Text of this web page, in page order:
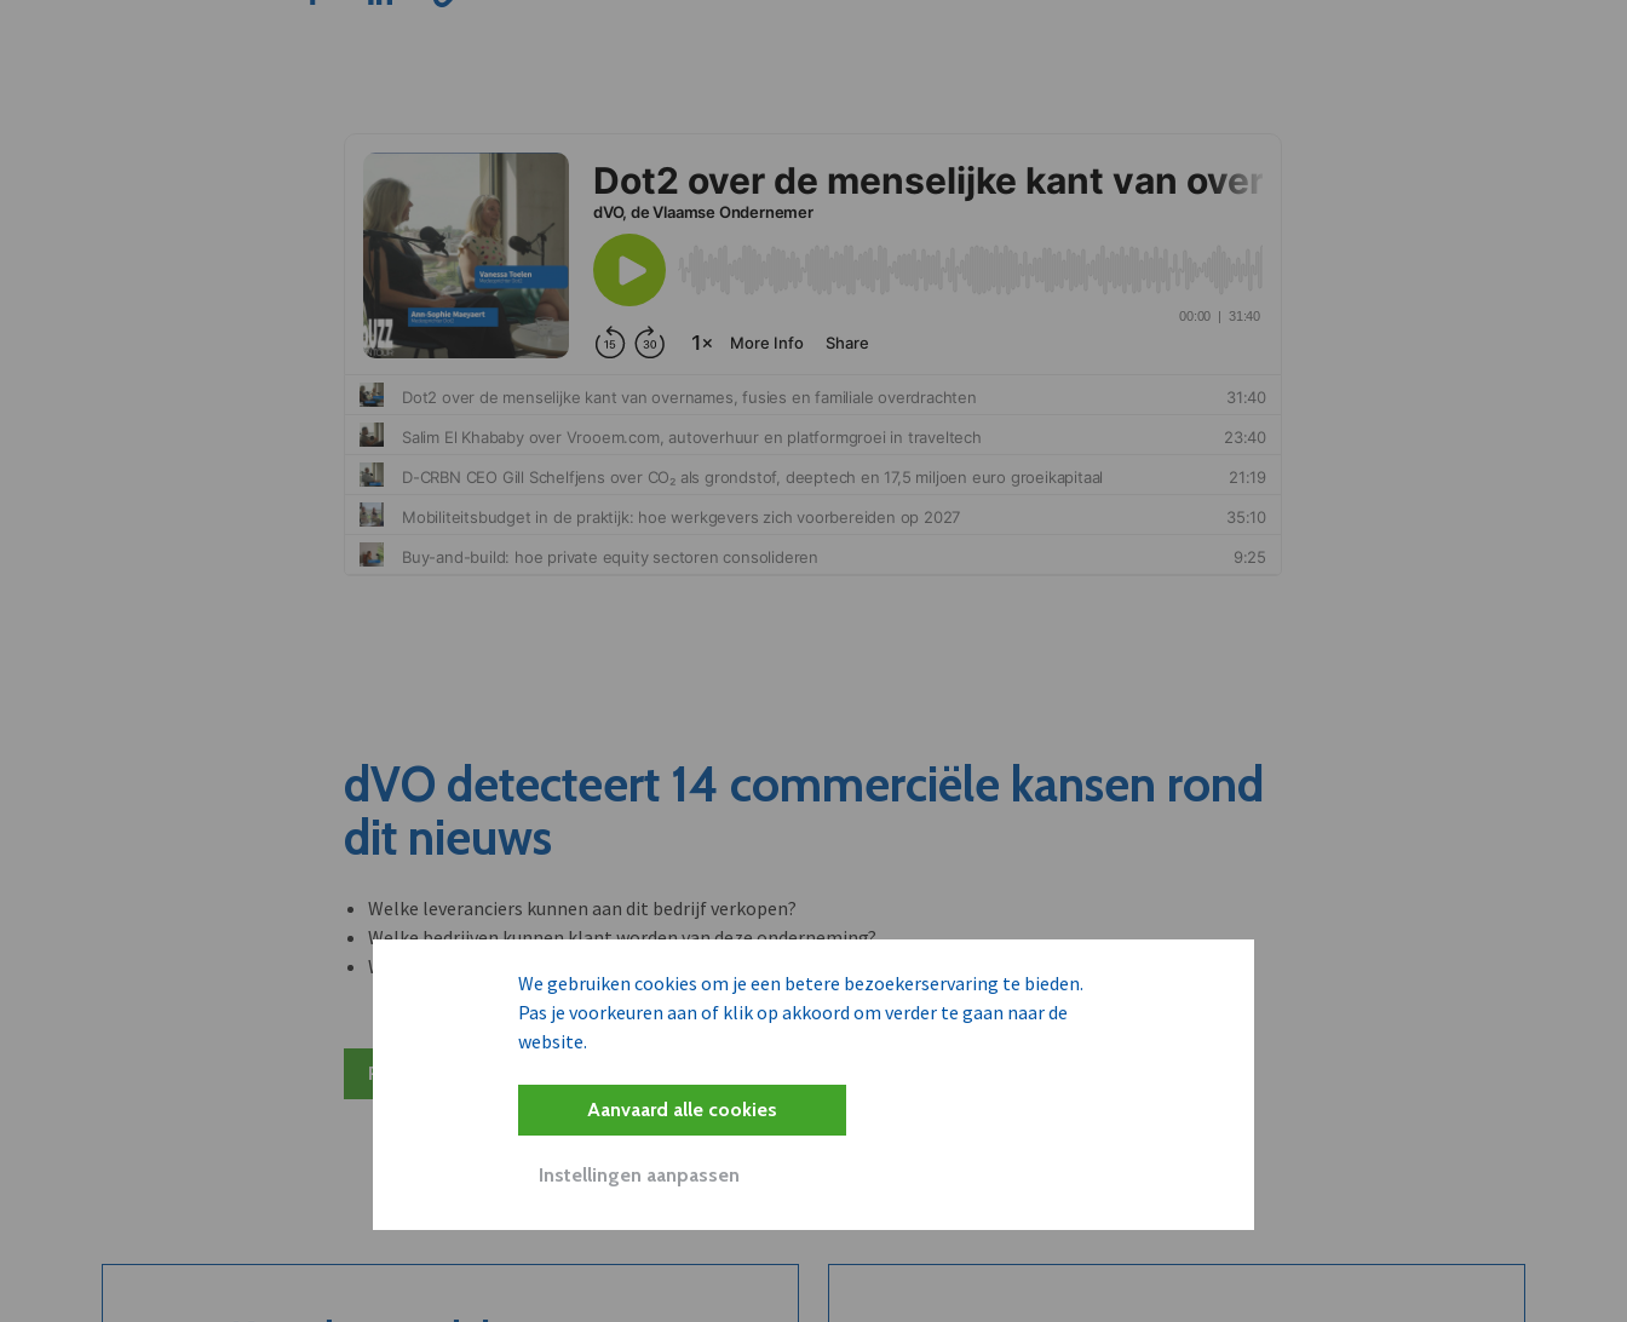
We gebruiken cookies om je een betere bezoekerservaring te bieden.
Pas je voorkeuren aan of klik op akkoord om verder te gaan naar de
website.
Aanvaard alle cookies
Instellingen aanpassen
dVO detecteert 14 commerciële kansen rond
dit nieuws
Welke leveranciers kunnen aan dit bedrijf verkopen?
Welke bedrijven kunnen klant worden van deze onderneming?
Welke partners en adviseurs worden mogelijk relevant?
Plan 20 min inzicht